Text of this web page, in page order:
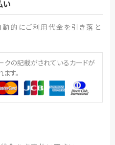
い
動的にご利用代金を引き落と
クの記載がされているカードが
す。